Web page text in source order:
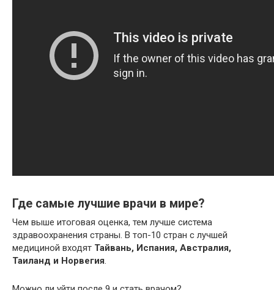
Где самые лучшие врачи в мире?
Чем выше итоговая оценка, тем лучше система
здравоохранения страны. В топ-10 стран с лучшей
медициной входят Тайвань, Испания, Австралия,
Таиланд и Норвегия.